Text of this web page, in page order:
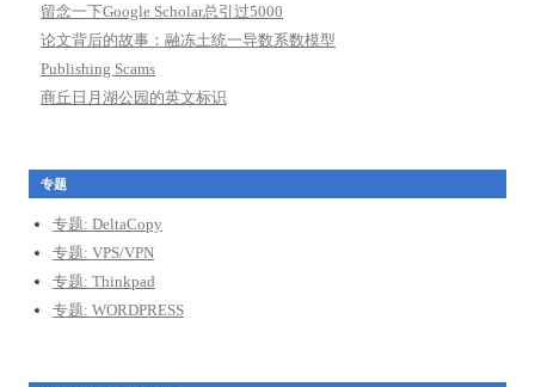
留念一下Google Scholar总引过5000
论文背后的故事：融冻土统一导数系数模型
Publishing Scams
商丘日月湖公园的英文标识
专题
专题: DeltaCopy
专题: VPS/VPN
专题: Thinkpad
专题: WORDPRESS